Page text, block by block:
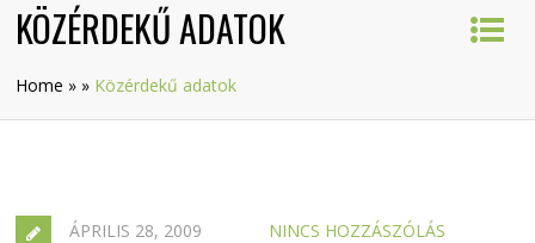
KÖZÉRDEKŰ ADATOK
Home » » Közérdekű adatok
ÁPRILIS 28, 2009 NINCS HOZZÁSZÓLÁS